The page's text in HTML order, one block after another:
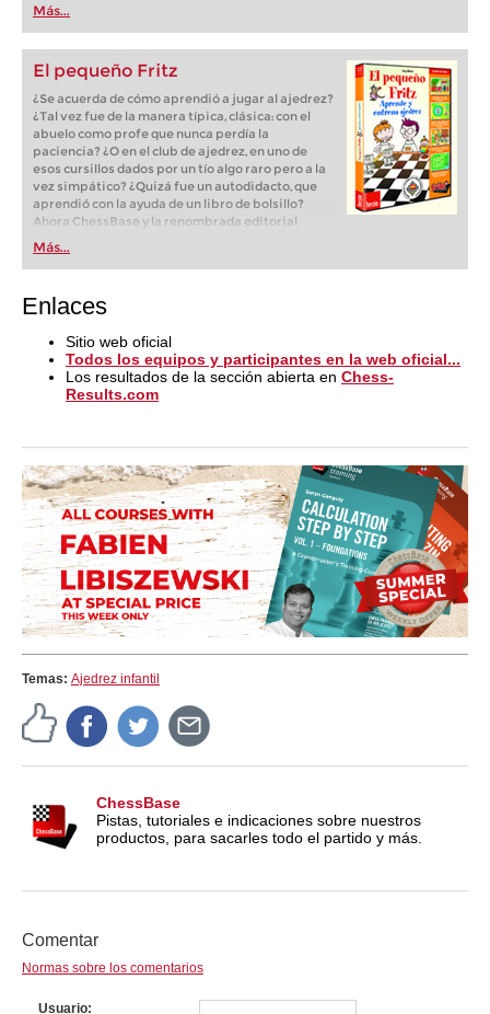
niños, acaban de publicar un programa
interactivo de enseñanza para aprender y
entrenar ajedrez.
Más...
El pequeño Fritz
¿Se acuerda de cómo aprendió a jugar al ajedrez?
¿Tal vez fue de la manera típica, clásica: con el
abuelo como profe que nunca perdía la
paciencia? ¿O en el club de ajedrez, en uno de
esos cursillos dados por un tío algo raro pero a la
vez simpático? ¿Quizá fue un autodidacto, que
aprendió con la ayuda de un libro de bolsillo?
Ahora ChessBase y la renombrada editorial
niños, acaban de publicar un programa
interactivo de enseñanza para aprender y
Más...
Enlaces
Sitio web oficial
Todos los equipos y participantes en la web oficial...
Los resultados de la sección abierta en Chess-
Results.com
Temas: Ajedrez infantil
ChessBase
Pistas, tutoriales e indicaciones sobre nuestros
productos, para sacarles todo el partido y más.
Comentar
Normas sobre los comentarios
Usuario